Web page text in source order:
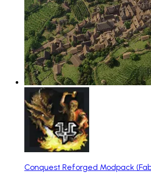
Conquest Reforged Modpack